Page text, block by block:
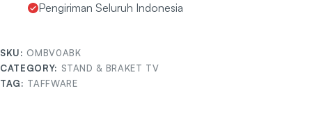
Pengiriman Seluruh Indonesia
SKU: OMBV0ABK
CATEGORY: STAND & BRAKET TV
TAG: TAFFWARE